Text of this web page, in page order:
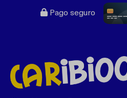
Pago seguro